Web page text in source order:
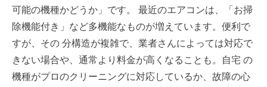
可能の機種かどうか」です。 最近のエアコンは、「お掃
除機能付き」など多機能なものが増えています。便利で
すが、その 分構造が複雑で、業者さんによっては対応で
きない場合や、通常より料金が高くなることも。自宅 の
機種がプロのクリーニングに対応しているか、故障の心